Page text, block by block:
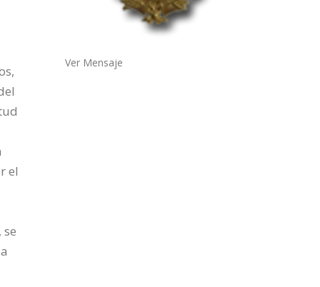
el
Ver Mensaje